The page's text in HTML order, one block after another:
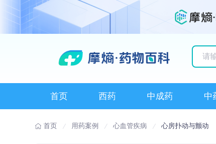
首页 西药 中成药 中
首页 用药案例 心血管疾病 心房扑动与颤动